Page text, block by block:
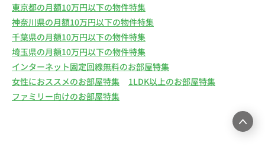
東京都の月額10万円以下の物件特集
神奈川県の月額10万円以下の物件特集
千葉県の月額10万円以下の物件特集
埼玉県の月額10万円以下の物件特集
インターネット固定回線無料のお部屋特集
女性におススメのお部屋特集
1LDK以上のお部屋特集
ファミリー向けのお部屋特集